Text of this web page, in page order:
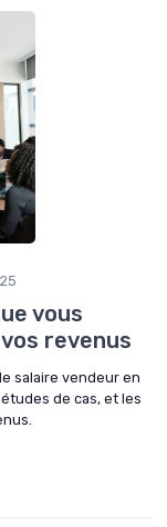
vous
revenus
salaire vendeur en
de cas, et les